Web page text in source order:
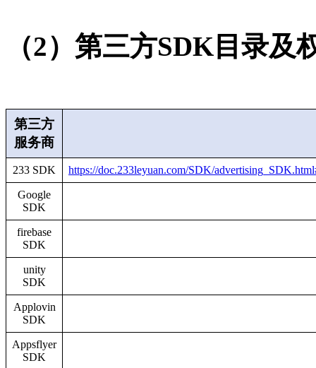
（2）第三方SDK目录及
第三方
服务商
233 SDK https://doc.233leyuan.com/SDK/
Google
SDK
firebase
SDK
unity
SDK
Applovin
SDK
Appsflyer
SDK